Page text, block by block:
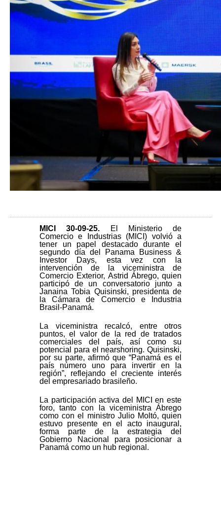
MICI 30-09-25.
El Ministerio de
Comercio e Industrias (MICI) volvió a
tener un papel destacado durante el
segundo día del Panama Business &
Investor Days, esta vez con la
intervención de la viceministra de
Comercio Exterior, Astrid Ábrego, quien
participó de un conversatorio junto a
Janaina Tobia Quisinski, presidenta de
la Cámara de Comercio e Industria
Brasil-Panamá.
La viceministra recalcó, entre otros
puntos, el valor de la red de tratados
comerciales del país, así como su
potencial para el nearshoring. Quisinski,
por su parte, afirmó que “Panamá es el
país número uno para invertir en la
región”, reflejando el creciente interés
del empresariado brasileño.
La participación activa del MICI en este
foro, tanto con la viceministra Ábrego
como con el ministro Julio Moltó, quien
estuvo presente en el acto inaugural,
forma parte de la estrategia del
Gobierno Nacional para posicionar a
Panamá como un hub regional.